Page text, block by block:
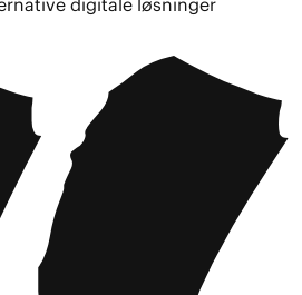
digitale løsninger